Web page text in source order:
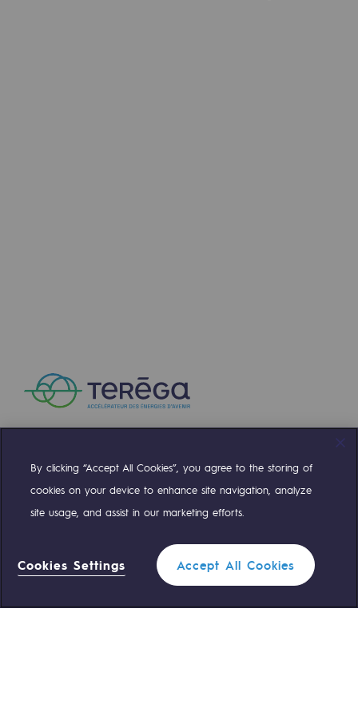
Territorial
Engagements auprès des territoires
Social
Notre investissement dans les
Mixité et égalité Femme-Homme
QVCT
Compte TwitterCompte Facebook
Compte LinkedinCompte Youtube
Standard Teréga 0 559 133 400
By clicking “Accept All Cookies”, you agree to the storing of
cookies on your device to enhance site navigation, analyze
site usage, and assist in our marketing efforts.
Cookies Settings Accept All Cookies